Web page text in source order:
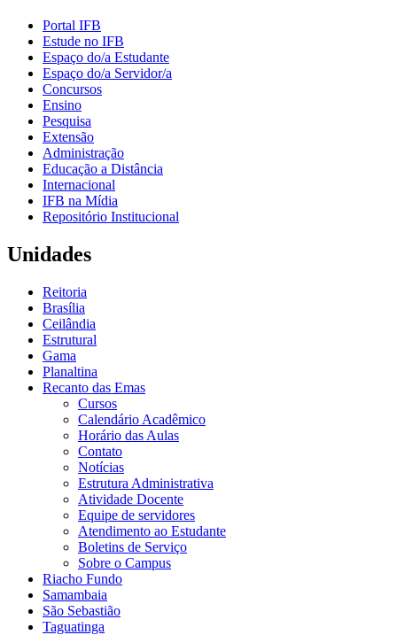
Portal IFB
Estude no IFB
Espaço do/a Estudante
Espaço do/a Servidor/a
Concursos
Ensino
Pesquisa
Extensão
Administração
Educação a Distância
Internacional
IFB na Mídia
Repositório Institucional
Unidades
Reitoria
Brasília
Ceilândia
Estrutural
Gama
Planaltina
Recanto das Emas
Cursos
Calendário Acadêmico
Horário das Aulas
Contato
Notícias
Estrutura Administrativa
Atividade Docente
Equipe de servidores
Atendimento ao Estudante
Boletins de Serviço
Sobre o Campus
Riacho Fundo
Samambaia
São Sebastião
Taguatinga